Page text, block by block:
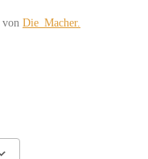
von Die_Macher.